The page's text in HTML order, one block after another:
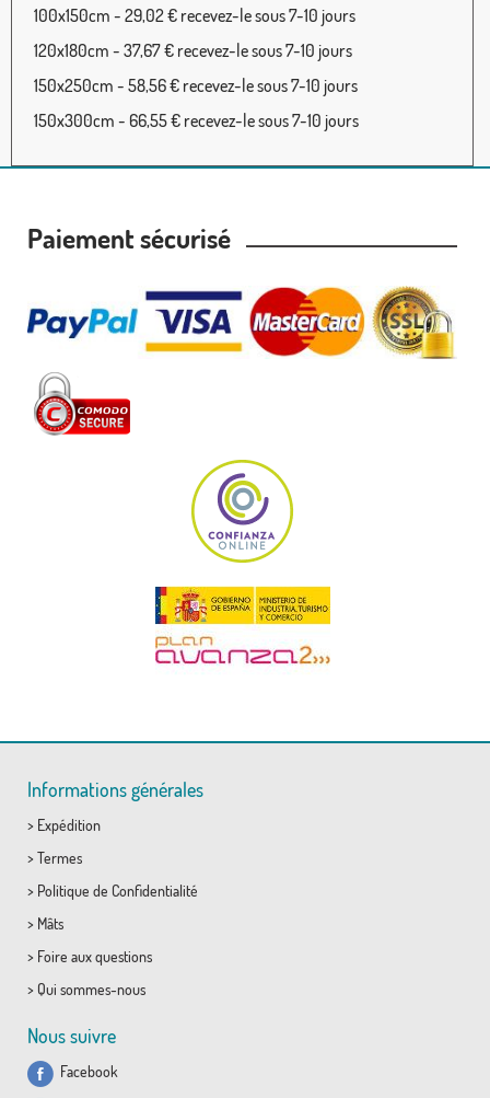
100x150cm - 29,02 € recevez-le sous 7-10 jours
120x180cm - 37,67 € recevez-le sous 7-10 jours
150x250cm - 58,56 € recevez-le sous 7-10 jours
150x300cm - 66,55 € recevez-le sous 7-10 jours
Paiement sécurisé
Informations générales
> Expédition
> Termes
> Politique de Confidentialité
> Mâts
> Foire aux questions
> Qui sommes-nous
Nous suivre
Facebook